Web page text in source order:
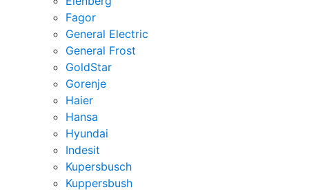
Fagor
General Electric
General Frost
GoldStar
Gorenje
Haier
Hansa
Hyundai
Indesit
Kupersbusch
Kuppersbush